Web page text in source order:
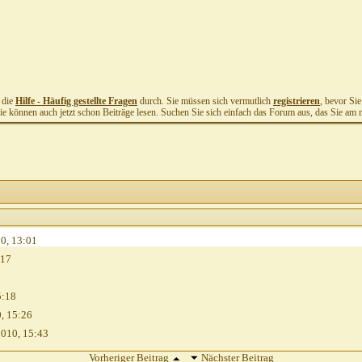
Hilfe - Häufig gestellte Fragen durch. Sie müssen sich vermutlich registrieren, bevor
können auch jetzt schon Beiträge lesen. Suchen Sie sich einfach das Forum aus, das Sie am
13:01
15:26
15:43
Vorheriger Beitrag
Nächster Beitrag